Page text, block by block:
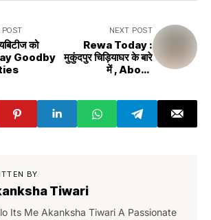
POST
को
NEXT POST
Rewa Today :
मुकुंदपुर चिड़ियाघर के बारे
में , About
Safari
BY
Tiwari
Its Me Akanksha Tiwari A Passionate